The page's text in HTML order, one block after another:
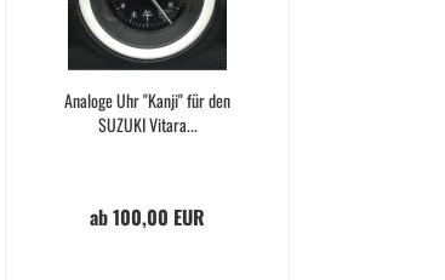
Analoge Uhr "Kanji" für den
SUZUKI Vitara...
ab 100,00 EUR